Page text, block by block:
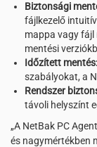
Biztonsági
fájlkezelő
mappa vagy fájl
mentési
Időzített mentés:
szabályokat, a
Rendszer
távoli helyszínt
„A NetBak PC
és nagymértékben